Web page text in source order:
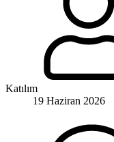
Katılım
19 Haziran 2026